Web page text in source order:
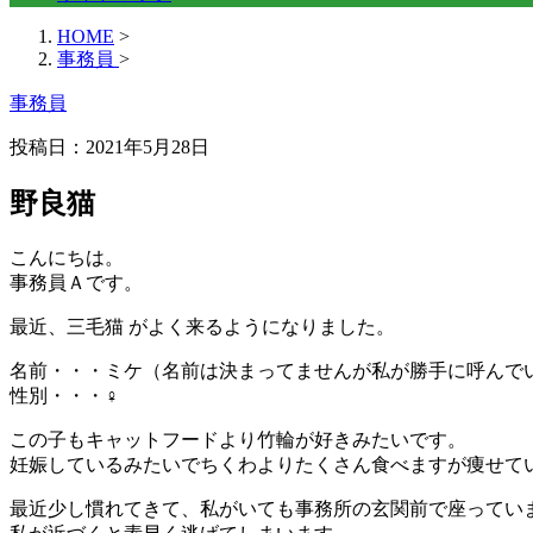
HOME >
事務員 >
事務員
投稿日：2021年5月28日
野良猫
こんにちは。
事務員Ａです。
最近、 三毛猫 がよく来るようになりました。
名前・・・ミケ（名前は決まってませんが私が勝手に呼んで
性別・・・♀
この子もキャットフードより 竹輪が好きみたいです。
妊娠しているみたいでちくわよりたくさん食べますが痩せて
最近少し慣れてきて、私がいても事務所の玄関前で座ってい